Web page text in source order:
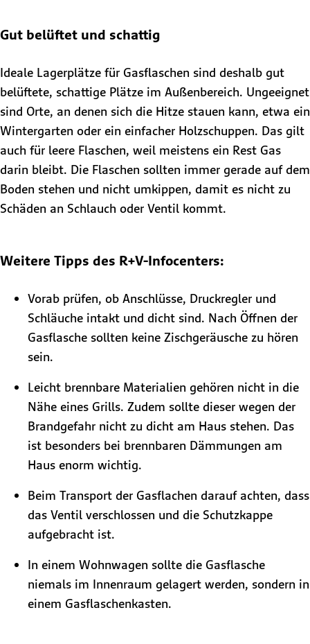
Gut belüftet und schattig
Ideale Lagerplätze für Gasflaschen sind deshalb gut
belüftete, schattige Plätze im Außenbereich. Ungeeignet
sind Orte, an denen sich die Hitze stauen kann, etwa ein
Wintergarten oder ein einfacher Holzschuppen. Das gilt
auch für leere Flaschen, weil meistens ein Rest Gas
darin bleibt. Die Flaschen sollten immer gerade auf dem
Boden stehen und nicht umkippen, damit es nicht zu
Schäden an Schlauch oder Ventil kommt.
Weitere Tipps des R+V-Infocenters:
Vorab prüfen, ob Anschlüsse, Druckregler und
Schläuche intakt und dicht sind. Nach Öffnen der
Gasflasche sollten keine Zischgeräusche zu hören
sein.
Leicht brennbare Materialien gehören nicht in die
Nähe eines Grills. Zudem sollte dieser wegen der
Brandgefahr nicht zu dicht am Haus stehen. Das
ist besonders bei brennbaren Dämmungen am
Haus enorm wichtig.
Beim Transport der Gasflachen darauf achten, dass
das Ventil verschlossen und die Schutzkappe
aufgebracht ist.
In einem Wohnwagen sollte die Gasflasche
niemals im Innenraum gelagert werden, sondern in
einem Gasflaschenkasten.